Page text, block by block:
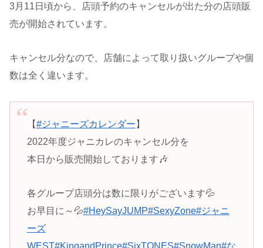
3月11日頃から、店頭予約のキャンセルが出た分の店頭販
売が開始されています。
キャンセル分なので、店舗によって取り扱いグループや個
数は全く違います。
【#ジャニーズカレンダー 】
2022年度ジャニカレのキャンセル分を
本日から販売開始しております🎶
各グループ店頭分は数に限りがございます💦
お早目に～💦#HeySayJUMP#SexyZone#ジャニ
ーズ